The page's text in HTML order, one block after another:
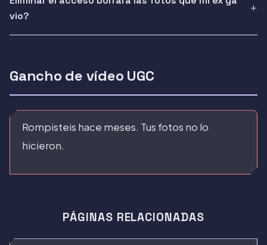
vio?
Gancho de vídeo UGC
Rompisteis hace meses. Tus fotos no lo
hicieron.
PÁGINAS RELACIONADAS